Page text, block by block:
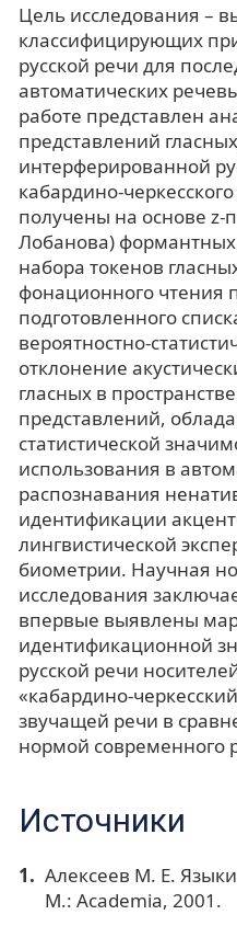
Цель исследования –
классифицирующих
русской речи для
автоматических
работе представлен
представлений
интерферированной
кабардино-
получены на основе z-
Лобанова)
набора токенов
фонационного чтения
подготовленного
вероятностно-
отклонение
гласных в
представлений,
статистической
использования в
распознавания
идентификации
лингвистической
биометрии. Научная
исследования
впервые выявлены
идентификационной
русской речи
«кабардино-
звучащей речи в
нормой современного
Источники
Алексеев М. Е.
М.: Academia, 2001.